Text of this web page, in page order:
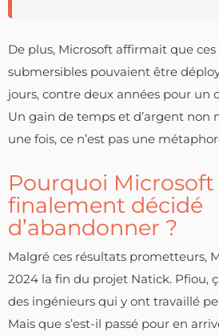
De plus, Microsoft affirmait que
submersibles pouvaient être
jours, contre deux années pour un
Un gain de temps et d’argent non
une fois, ce n’est pas une
Pourquoi Microsoft
finalement décidé
d’abandonner ?
Malgré ces résultats prometteurs,
2024 la fin du projet Natick. Pfiou,
des ingénieurs qui y ont travaillé
Mais que s’est-il passé pour en